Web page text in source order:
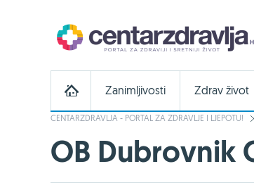
Zanimljivosti Zdrav život
CENTARZDRAVLJA - PORTAL ZA ZDRAVLJE I LJEPOTU!
OB Dubrovnik